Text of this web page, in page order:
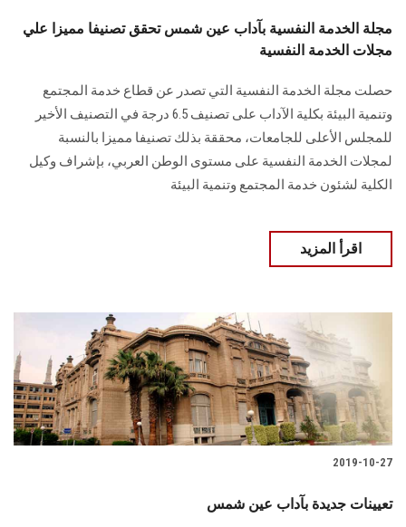
مجلة الخدمة النفسية بآداب عين شمس تحقق تصنيفا مميزا علي
مجلات الخدمة النفسية
حصلت مجلة الخدمة النفسية التي تصدر عن قطاع خدمة المجتمع
وتنمية البيئة بكلية الآداب على تصنيف 6.5 درجة في التصنيف الأخير
للمجلس الأعلى للجامعات، محققة بذلك تصنيفا مميزا بالنسبة
لمجلات الخدمة النفسية على مستوى الوطن العربي، بإشراف وكيل
الكلية لشئون خدمة المجتمع وتنمية البيئة
اقرأ المزيد
2019-10-27
تعيينات جديدة بآداب عين شمس